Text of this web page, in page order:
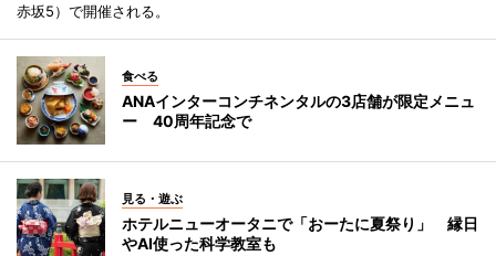
赤坂5）で開催される。
食べる
ANAインターコンチネンタルの3店舗が限定メニュ
ー 40周年記念で
見る・遊ぶ
ホテルニューオータニで「おーたに夏祭り」 縁日
やAI使った科学教室も